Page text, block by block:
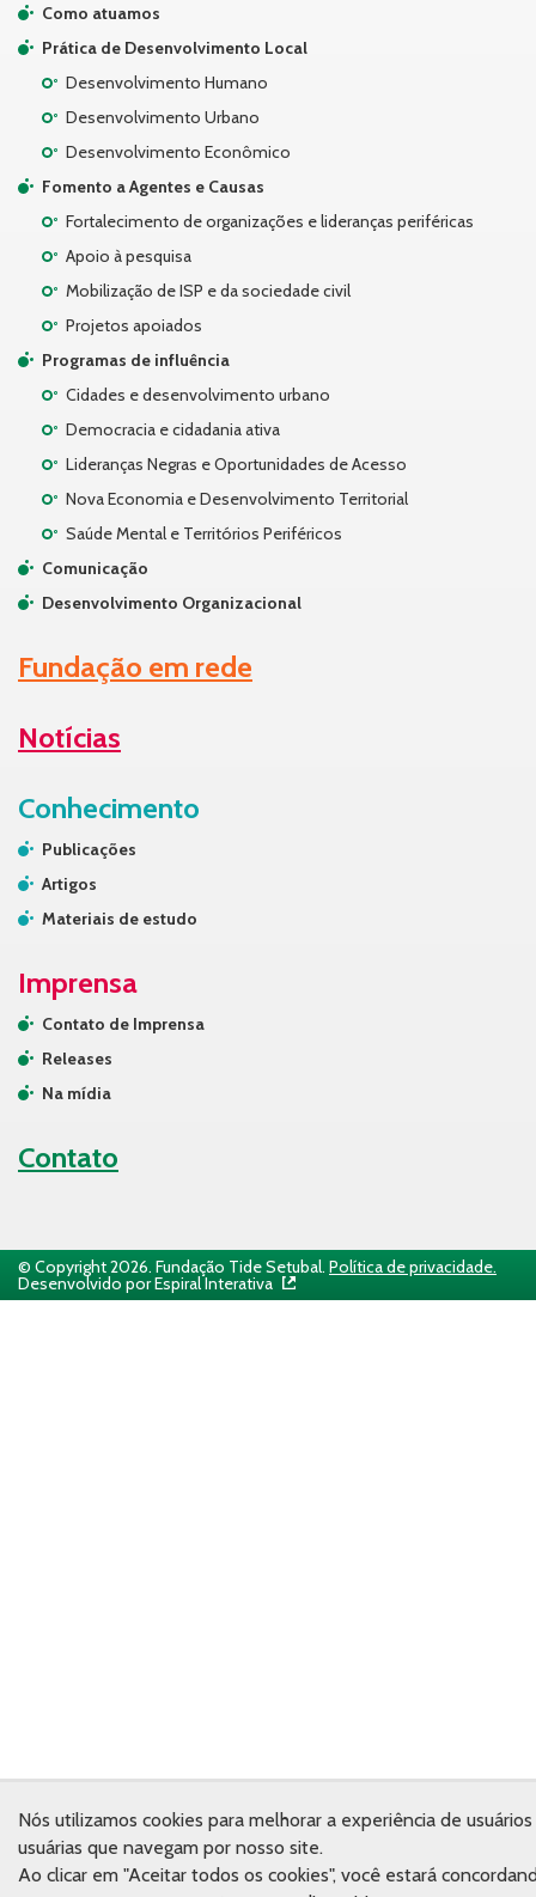
Como atuamos
Prática de Desenvolvimento Local
Desenvolvimento Humano
Desenvolvimento Urbano
Desenvolvimento Econômico
Fomento a Agentes e Causas
Fortalecimento de organizações e lideranças periféricas
Apoio à pesquisa
Mobilização de ISP e da sociedade civil
Projetos apoiados
Programas de influência
Cidades e desenvolvimento urbano
Democracia e cidadania ativa
Lideranças Negras e Oportunidades de Acesso
Nova Economia e Desenvolvimento Territorial
Saúde Mental e Territórios Periféricos
Comunicação
Desenvolvimento Organizacional
Fundação em rede
Notícias
Conhecimento
Publicações
Artigos
Materiais de estudo
Imprensa
Contato de Imprensa
Releases
Na mídia
Contato
© Copyright 2026. Fundação Tide Setubal. Política de privacidade.
Desenvolvido por Espiral Interativa
Nós utilizamos cookies para melhorar a experiência de
usuárias que navegam por nosso site.
Ao clicar em "Aceitar todos os cookies", você estará